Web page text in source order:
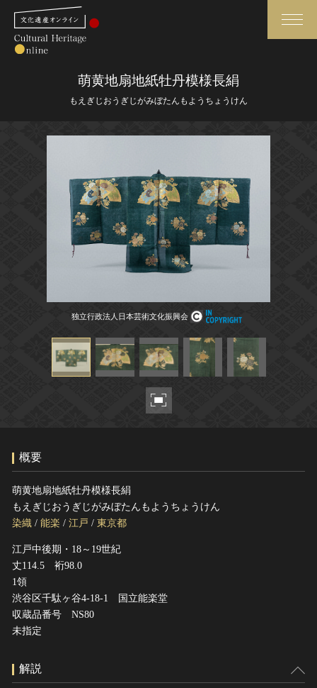
さらに詳細検索
カテゴリで見る
全国の美術館・博物館
無形文化遺産
媒体資料・関連記事等
博物館、美術館の皆さまへ
文化庁よりご挨拶
お知らせ一覧
ヘルプ
このサイトについて
関連サイトリンク
サイトマップ
サイトのご意見はこちら
文化遺産データベース
国指定文化財等データベース
萌黄地扇地紙牡丹模様長絹
もえぎじおうぎじがみぼたんもようちょうけん
独立行政法人日本芸術文化振興会
独立行政法人日本芸術文化振興会
概要
萌黄地扇地紙牡丹模様長絹
もえぎじおうぎじがみぼたんもようちょうけん
染織 / 能楽 / 江戸 / 東京都
江戸中後期・18～19世紀
丈114.5 裄98.0
1領
渋谷区千駄ヶ谷4-18-1 国立能楽堂
収蔵品番号 NS80
未指定
解説